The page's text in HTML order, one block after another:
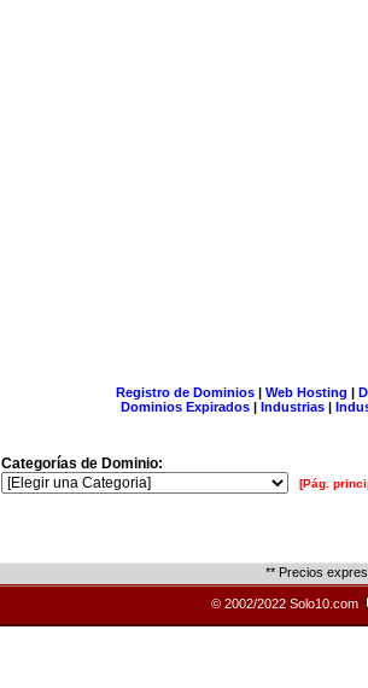
Registro de Dominios| Web Hosting |
Dominios Expirados | Industrias |
Categorías de Dominio:
[Pág.
** Precios
© 2002/2022 Solo10.com